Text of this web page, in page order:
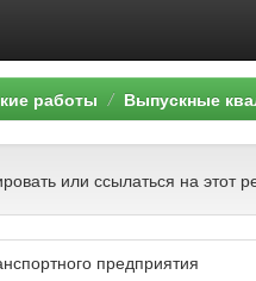
работы Выпускные
или ссылаться на этот
предприятия